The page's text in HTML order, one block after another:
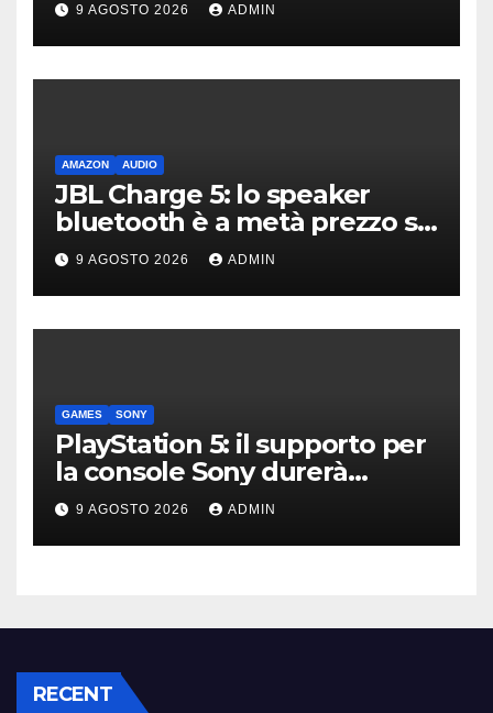
9 AGOSTO 2026 ADMIN
AMAZON AUDIO
JBL Charge 5: lo speaker
bluetooth è a metà prezzo su
Amazon
9 AGOSTO 2026 ADMIN
GAMES SONY
PlayStation 5: il supporto per
la console Sony durerà
ancora diversi anni?
9 AGOSTO 2026 ADMIN
RECENT